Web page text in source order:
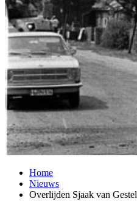
Home
Nieuws
Overlijden Sjaak van Gestel